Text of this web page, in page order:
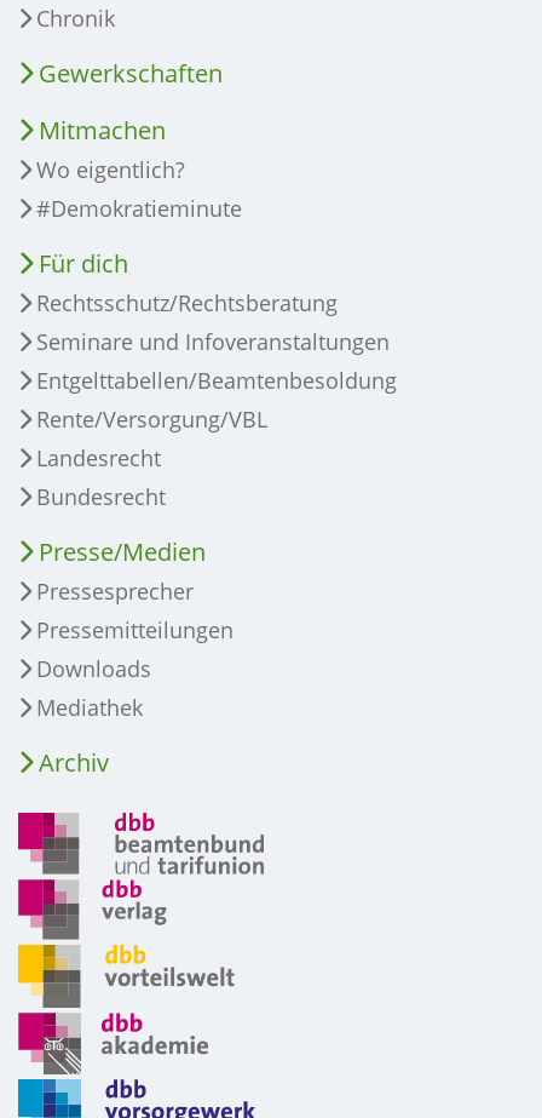
Chronik
Gewerkschaften
Mitmachen
Wo eigentlich?
#Demokratieminute
Für dich
Rechtsschutz/Rechtsberatung
Seminare und Infoveranstaltungen
Entgelttabellen/Beamtenbesoldung
Rente/Versorgung/VBL
Landesrecht
Bundesrecht
Presse/Medien
Pressesprecher
Pressemitteilungen
Downloads
Mediathek
Archiv